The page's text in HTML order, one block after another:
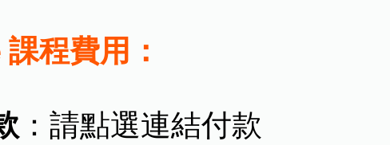
程費用：
：請點選連結付款